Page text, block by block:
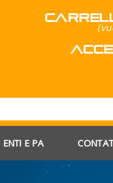
ENTI E PA